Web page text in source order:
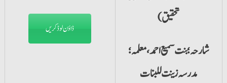
ڈاؤن لوڈ کریں
تحقیق)
شارحہ؛بنت سمیع احمد ،معلمہ؛
مدرسہ زینت للبنات